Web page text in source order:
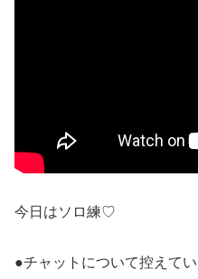
今日はソロ練♡
●チャットについて控えて